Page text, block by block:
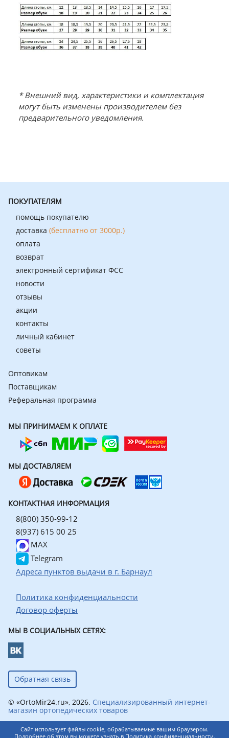
* Внешний вид, характеристики и комплектация
могут быть изменены производителем без
предварительного уведомления.
ПОКУПАТЕЛЯМ
помощь покупателю
доставка (бесплатно от 3000р.)
оплата
возврат
электронный сертификат ФСС
новости
отзывы
акции
контакты
личный кабинет
советы
Оптовикам
Поставщикам
Реферальная программа
МЫ ПРИНИМАЕМ К ОПЛАТЕ
МЫ ДОСТАВЛЯЕМ
КОНТАКТНАЯ ИНФОРМАЦИЯ
8(800) 350-99-12
8(937) 615 00 25
MAX
Telegram
Адреса пунктов выдачи в г. Барнаул
Политика конфиденциальности
Договор оферты
МЫ В СОЦИАЛЬНЫХ СЕТЯХ:
Обратная связь
© «OrtoMir24.ru», 2026. Специализированный интернет-
магазин ортопедических товаров
Сайт использует файлы cookie, обрабатываемые вашим браузером.
Подробнее об этом вы можете узнать в Политика конфиденциальности.